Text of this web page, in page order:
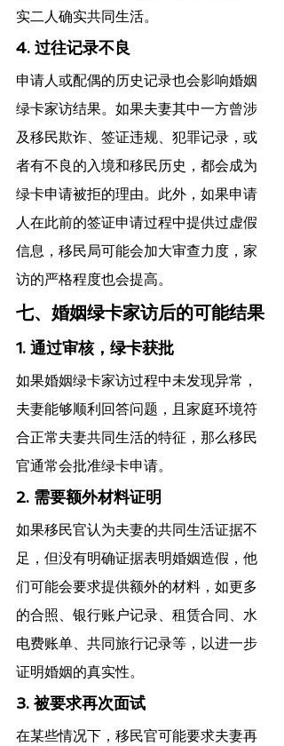
实二人确实共同生活。
4. 过往记录不良
申请人或配偶的历史记录也会影响婚姻
绿卡家访结果。如果夫妻其中一方曾涉
及移民欺诈、签证违规、犯罪记录，或
者有不良的入境和移民历史，都会成为
绿卡申请被拒的理由。此外，如果申请
人在此前的签证申请过程中提供过虚假
信息，移民局可能会加大审查力度，家
访的严格程度也会提高。
七、婚姻绿卡家访后的可能结果
1. 通过审核，绿卡获批
如果婚姻绿卡家访过程中未发现异常，
夫妻能够顺利回答问题，且家庭环境符
合正常夫妻共同生活的特征，那么移民
官通常会批准绿卡申请。
2. 需要额外材料证明
如果移民官认为夫妻的共同生活证据不
足，但没有明确证据表明婚姻造假，他
们可能会要求提供额外的材料，如更多
的合照、银行账户记录、租赁合同、水
电费账单、共同旅行记录等，以进一步
证明婚姻的真实性。
3. 被要求再次面试
在某些情况下，移民官可能要求夫妻再